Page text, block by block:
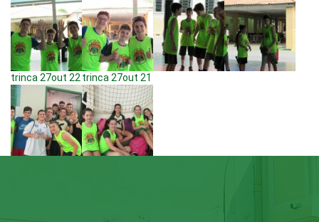
trinca 27out 22 trinca 27out 21